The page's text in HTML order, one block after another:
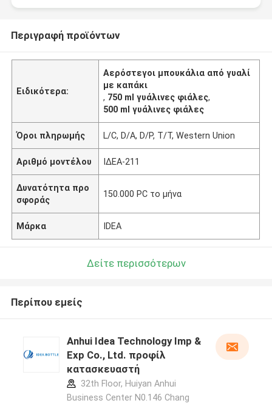
Περιγραφή προϊόντων
Ειδικότερα:
Αερόστεγοι μπουκάλια από γυαλί
με καπάκι
, 750 ml γυάλινες φιάλες,
500 ml γυάλινες φιάλες
Όροι πληρωμής L/C, D/A, D/P, T/T, Western Union
Αριθμό μοντέλου ΙΔΕΑ-211
Δυνατότητα προ
σφοράς
150.000 PC το μήνα
Μάρκα IDEA
Δείτε περισσότερων
Περίπου εμείς
Anhui Idea Technology Imp &
Exp Co., Ltd. προφίλ
κατασκευαστή
32th Floor, Huiyan Anhui
Business Center N0.146 Chang